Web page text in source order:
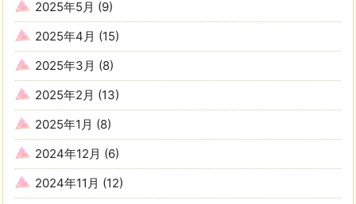
2025年5月 (9)
2025年4月 (15)
2025年3月 (8)
2025年2月 (13)
2025年1月 (8)
2024年12月 (6)
2024年11月 (12)